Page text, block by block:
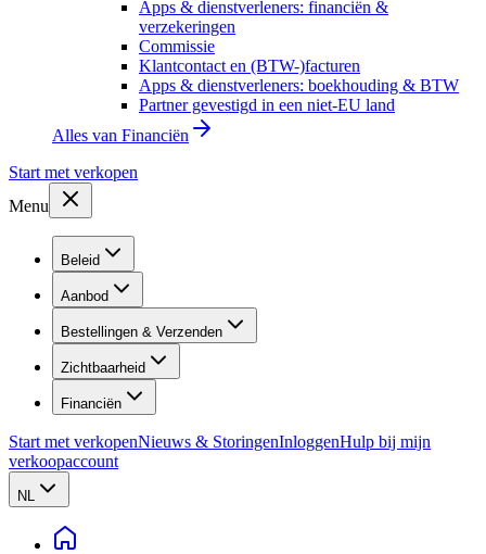
Apps & dienstverleners: financiën &
verzekeringen
Commissie
Klantcontact en (BTW-)facturen
Apps & dienstverleners: boekhouding & BTW
Partner gevestigd in een niet-EU land
Alles van Financiën
Start met verkopen
Menu
Beleid
Aanbod
Bestellingen & Verzenden
Zichtbaarheid
Financiën
Start met verkopenNieuws & StoringenInloggenHulp bij mijn
verkoopaccount
NL